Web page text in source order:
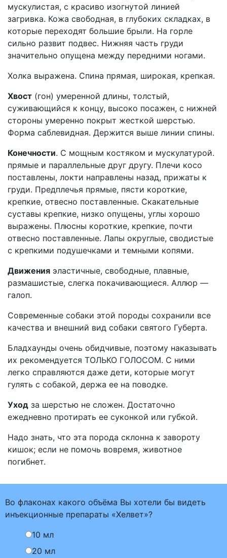
мускулистая, с красиво изогнутой линией
загривка. Кожа свободная, в глубоких складках, в
которые переходят большие брыли. На горле
сильно развит подвес. Нижняя часть груди
значительно опущена между передними ногами.
Холка выражена. Спина прямая, широкая, крепкая.
Хвост (гон) умеренной длины, толстый,
суживающийся к концу, высоко посажен, с нижней
стороны умеренно покрыт жесткой шерстью.
Форма саблевидная. Держится выше линии спины.
Конечности. С мощным костяком и мускулатурой.
прямые и параллельные друг другу. Плечи косо
поставлены, локти направлены назад, прижаты к
груди. Предплечья прямые, пясти короткие,
крепкие, отвесно поставленные. Скакательные
суставы крепкие, низко опущены, углы хорошо
выражены. Плюсны короткие, крепкие, почти
отвесно поставленные. Лапы округлые, сводистые
с крепкими подушечками и темными копями.
Движения эластичные, свободные, плавные,
размашистые, слегка покачивающиеся. Аллюр —
галоп.
Современные собаки этой породы сохранили все
качества и внешний вид собаки святого Губерта.
Бладхаунды очень обидчивые, поэтому наказывать
их рекомендуется ТОЛЬКО ГОЛОСОМ. С ними
легко справляются даже дети, которые могут
гулять с собакой, держа ее на поводке.
Уход за шерстью не сложен. Достаточно
ежедневно протирать ее суконкой или губкой.
Надо знать, что эта порода склонна к завороту
кишок; если не помочь вовремя, животное
погибнет.
Во флаконах какого объёма Вы хотели бы видеть
инъекционные препараты «Хелвет»?
10 мл
20 мл